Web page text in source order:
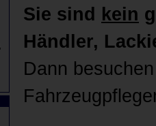
Sie sind kein
Händler,
Dann